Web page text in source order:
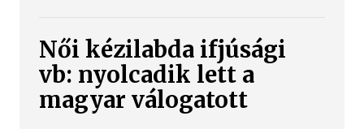
Női kézilabda ifjúsági
vb: nyolcadik lett a
magyar válogatott